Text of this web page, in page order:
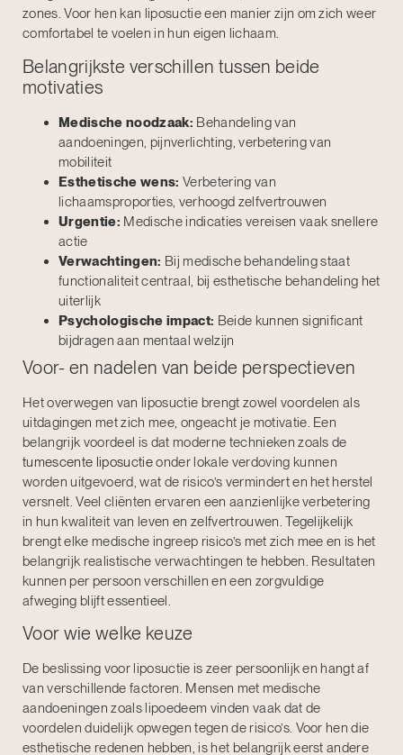
zones. Voor hen kan liposuctie een manier zijn om zich weer
comfortabel te voelen in hun eigen lichaam.
Belangrijkste verschillen tussen beide
motivaties
Medische noodzaak: Behandeling van
aandoeningen, pijnverlichting, verbetering van
mobiliteit
Esthetische wens: Verbetering van
lichaamsproporties, verhoogd zelfvertrouwen
Urgentie: Medische indicaties vereisen vaak snellere
actie
Verwachtingen: Bij medische behandeling staat
functionaliteit centraal, bij esthetische behandeling het
uiterlijk
Psychologische impact: Beide kunnen significant
bijdragen aan mentaal welzijn
Voor- en nadelen van beide perspectieven
Het overwegen van liposuctie brengt zowel voordelen als
uitdagingen met zich mee, ongeacht je motivatie. Een
belangrijk voordeel is dat moderne technieken zoals de
tumescente liposuctieonder lokale verdoving kunnen
worden uitgevoerd, wat de risico’s vermindert en het herstel
versnelt. Veel cliënten ervaren een aanzienlijke verbetering
in hun kwaliteit van leven en zelfvertrouwen. Tegelijkelijk
brengt elke medische ingreep risico’s met zich mee en is het
belangrijk realistische verwachtingen te hebben. Resultaten
kunnen per persoon verschillen en een zorgvuldige
afweging blijft essentieel.
Voor wie welke keuze
De beslissing voor liposuctie is zeer persoonlijk en hangt af
van verschillende factoren. Mensen met medische
aandoeningen zoals lipoedeem vinden vaak dat de
voordelen duidelijk opwegen tegen de risico’s. Voor hen die
esthetische redenen hebben, is het belangrijk eerst andere